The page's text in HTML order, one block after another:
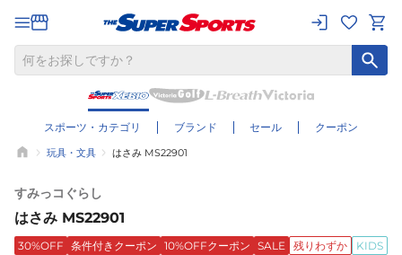
スポーツ・カテゴリ ブランド セール クーポン
玩具・文具 はさみ MS22901
すみっコぐらし
はさみ MS22901
30%OFF 条件付きクーポン 10%OFFクーポン SALE 残りわずか KIDS